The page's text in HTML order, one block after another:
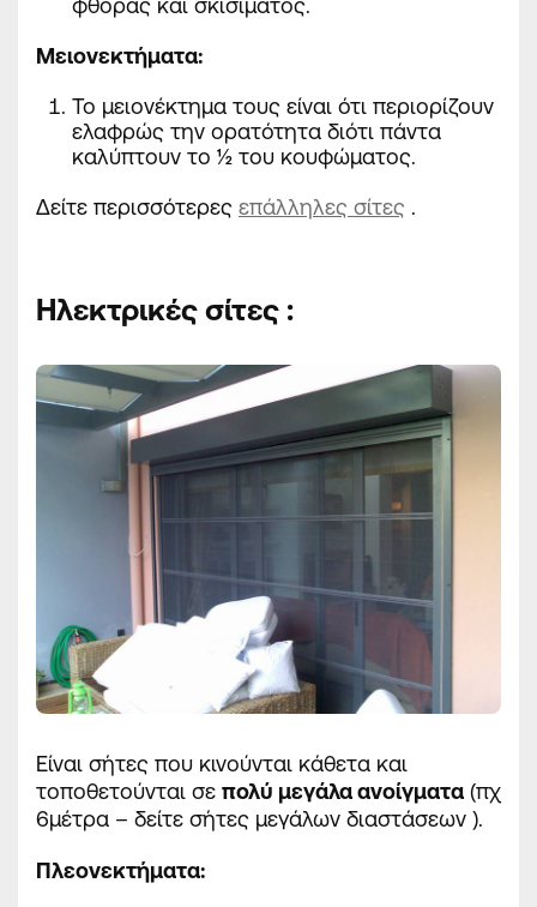
φθοράς και σκισίματος.
Μειονεκτήματα:
Το μειονέκτημα τους είναι ότι περιορίζουν
ελαφρώς την ορατότητα διότι πάντα
καλύπτουν το ½ του κουφώματος.
Δείτε περισσότερες επάλληλες σίτες .
Ηλεκτρικές σίτες :
Είναι σήτες που κινούνται κάθετα και
τοποθετούνται σε πολύ μεγάλα ανοίγματα (πχ
6μέτρα – δείτε σήτες μεγάλων διαστάσεων ).
Πλεονεκτήματα: